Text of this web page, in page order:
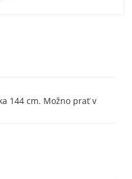
144 cm. Možno prať v